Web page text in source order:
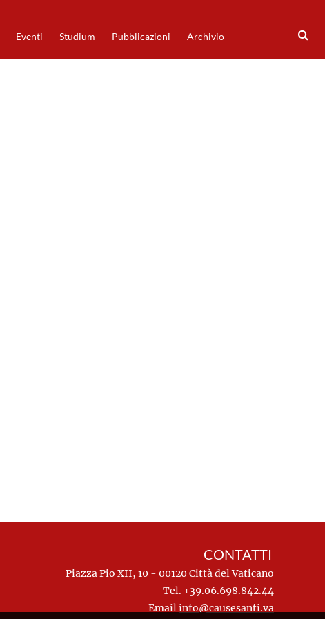
Eventi Studium Pubblicazioni Archivio
CONTATTI
Piazza Pio XII, 10 - 00120 Città del Vaticano
Tel. +39.06.698.842.44
Emailinfo@causesanti.va